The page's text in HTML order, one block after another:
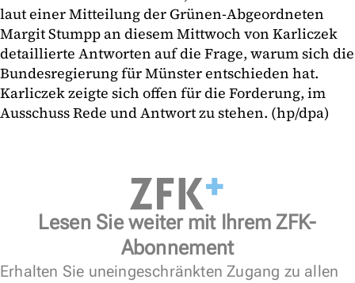
laut einer Mitteilung der Grünen-Abgeordneten
Margit Stumpp an diesem Mittwoch von Karliczek
detaillierte Antworten auf die Frage, warum sich die
Bundesregierung für Münster entschieden hat.
Karliczek zeigte sich offen für die Forderung, im
Ausschuss Rede und Antwort zu stehen. (hp/dpa)
Lesen Sie weiter mit Ihrem ZFK-
Abonnement
Erhalten Sie uneingeschränkten Zugang zu allen